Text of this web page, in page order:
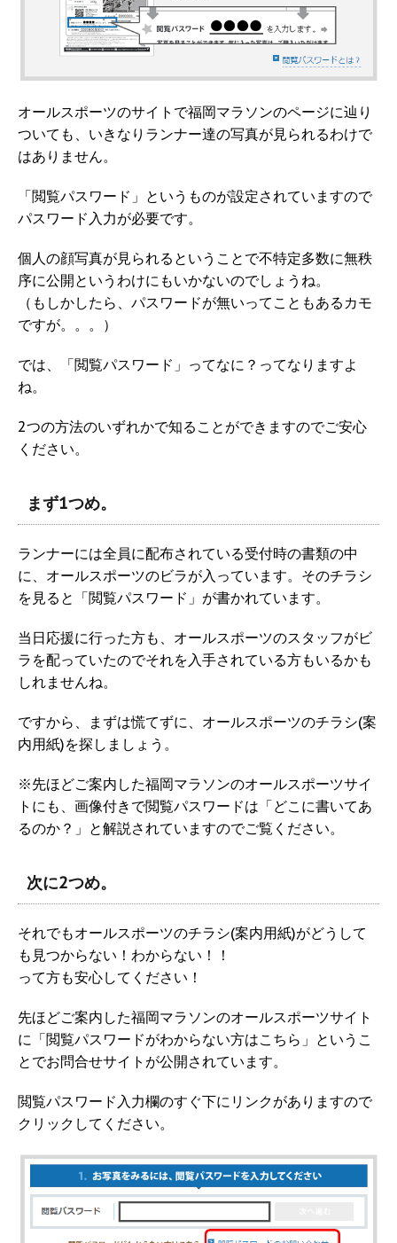
オールスポーツのサイトで福岡マラソンのページに辿り
ついても、いきなりランナー達の写真が見られるわけで
はありません。
「閲覧パスワード」というものが設定されていますので
パスワード入力が必要です。
個人の顔写真が見られるということで不特定多数に無秩
序に公開というわけにもいかないのでしょうね。
（もしかしたら、パスワードが無いってこともあるカモ
ですが。。。）
では、「閲覧パスワード」ってなに？ってなりますよ
ね。
2つの方法のいずれかで知ることができますのでご安心
ください。
まず1つめ。
ランナーには全員に配布されている受付時の書類の中
に、オールスポーツのビラが入っています。そのチラシ
を見ると「閲覧パスワード」が書かれています。
当日応援に行った方も、オールスポーツのスタッフがビ
ラを配っていたのでそれを入手されている方もいるかも
しれませんね。
ですから、まずは慌てずに、オールスポーツのチラシ(案
内用紙)を探しましょう。
※先ほどご案内した福岡マラソンのオールスポーツサイ
トにも、画像付きで閲覧パスワードは「どこに書いてあ
るのか？」と解説されていますのでご覧ください。
次に2つめ。
それでもオールスポーツのチラシ(案内用紙)がどうして
も見つからない！わからない！！
って方も安心してください！
先ほどご案内した福岡マラソンのオールスポーツサイト
に「閲覧パスワードがわからない方はこちら」というこ
とでお問合せサイトが公開されています。
閲覧パスワード入力欄のすぐ下にリンクがありますので
クリックしてください。